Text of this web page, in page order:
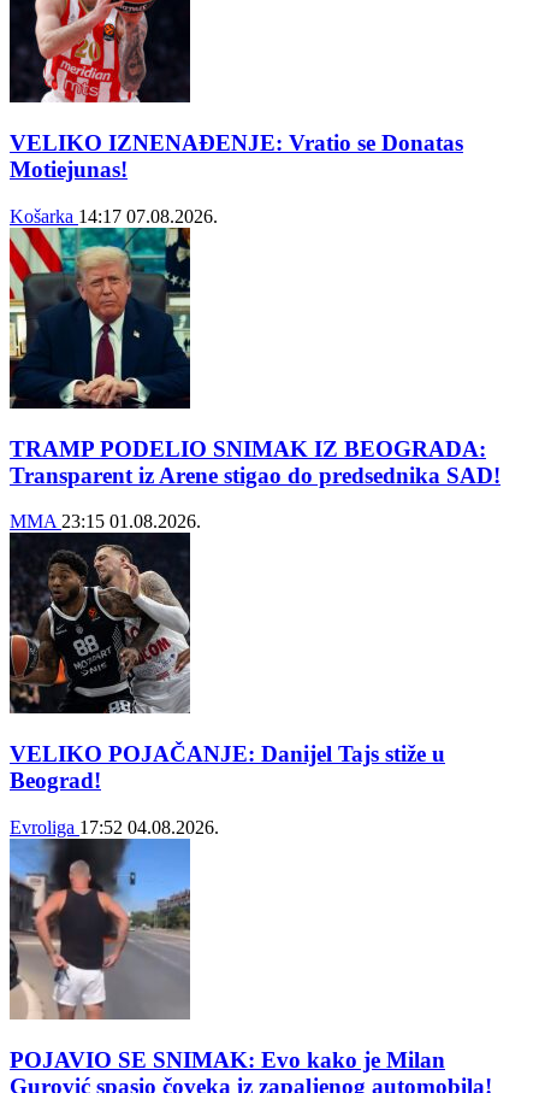
VELIKO IZNENAĐENJE: Vratio se Donatas
Motiejunas!
Košarka 14:17 07.08.2026.
TRAMP PODELIO SNIMAK IZ BEOGRADA:
Transparent iz Arene stigao do predsednika SAD!
MMA 23:15 01.08.2026.
VELIKO POJAČANJE: Danijel Tajs stiže u
Beograd!
Evroliga 17:52 04.08.2026.
POJAVIO SE SNIMAK: Evo kako je Milan
Gurović spasio čoveka iz zapaljenog automobila!